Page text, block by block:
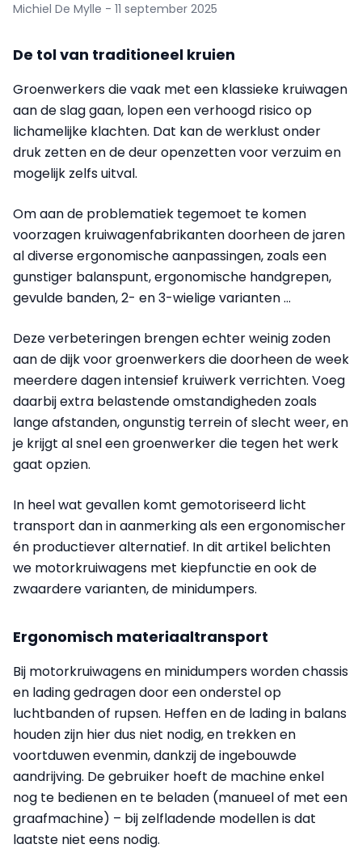
Michiel De Mylle - 11 september 2025
De tol van traditioneel kruien
Groenwerkers die vaak met een klassieke kruiwagen
aan de slag gaan, lopen een verhoogd risico op
lichamelijke klachten. Dat kan de werklust onder
druk zetten en de deur openzetten voor verzuim en
mogelijk zelfs uitval.
Om aan de problematiek tegemoet te komen
voorzagen kruiwagenfabrikanten doorheen de jaren
al diverse ergonomische aanpassingen, zoals een
gunstiger balanspunt, ergonomische handgrepen,
gevulde banden, 2- en 3-wielige varianten ...
Deze verbeteringen brengen echter weinig zoden
aan de dijk voor groenwerkers die doorheen de week
meerdere dagen intensief kruiwerk verrichten. Voeg
daarbij extra belastende omstandigheden zoals
lange afstanden, ongunstig terrein of slecht weer, en
je krijgt al snel een groenwerker die tegen het werk
gaat opzien.
In heel wat gevallen komt gemotoriseerd licht
transport dan in aanmerking als een ergonomischer
én productiever alternatief. In dit artikel belichten
we motorkruiwagens met kiepfunctie en ook de
zwaardere varianten, de minidumpers.
Ergonomisch materiaaltransport
Bij motorkruiwagens en minidumpers worden chassis
en lading gedragen door een onderstel op
luchtbanden of rupsen. Heffen en de lading in balans
houden zijn hier dus niet nodig, en trekken en
voortduwen evenmin, dankzij de ingebouwde
aandrijving. De gebruiker hoeft de machine enkel
nog te bedienen en te beladen (manueel of met een
graafmachine) – bij zelfladende modellen is dat
laatste niet eens nodig.